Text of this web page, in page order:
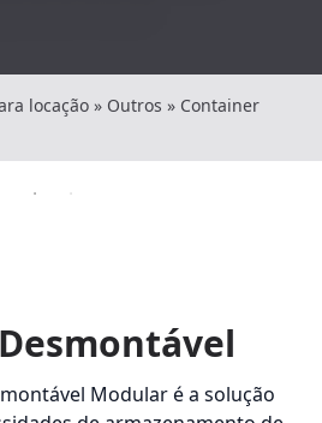
locação » Outros » Container
Modular é a solução